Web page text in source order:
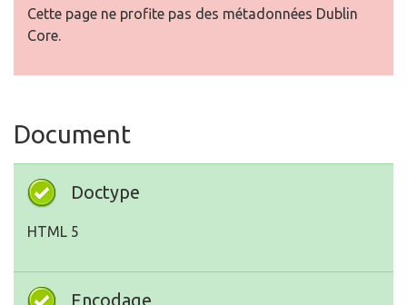
Cette page ne profite pas des métadonnées Dublin
Core.
Document
Doctype
HTML 5
Encodage